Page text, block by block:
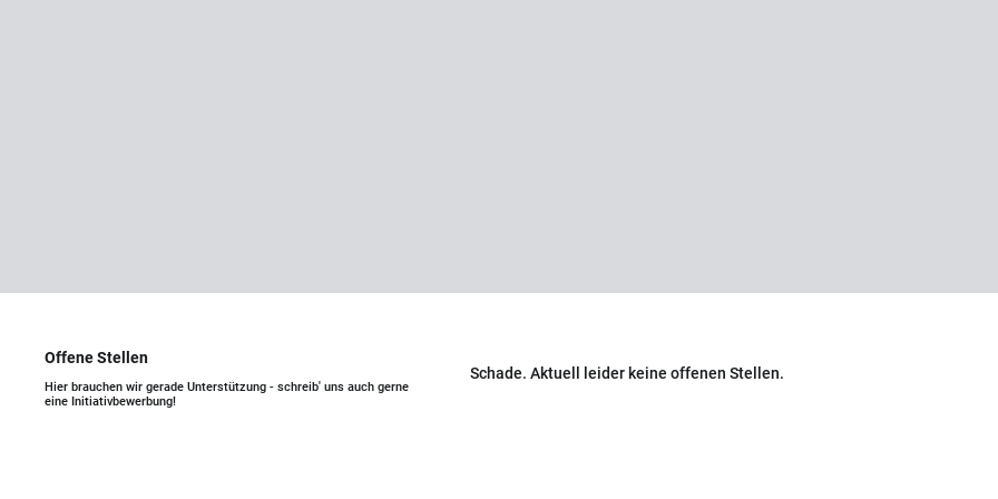
Offene Stellen
Hier brauchen wir gerade Unterstützung - schreib' uns auch gerne
eine Initiativbewerbung!
Schade. Aktuell leider keine offenen Stellen.